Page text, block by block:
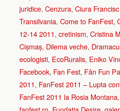
juridice, Cenzura, Ciura
Transilvania, Come to FanFest,
12-14 2011, cretinism, Cristina
Cișmaș, Dilema veche,
ecologisti, EcoRuralis, Eniko
Facebook, Fan Fest, Fân Fun
2011, FanFest 2011 – Lupta
FanFest 2011 la Rosia Montana,